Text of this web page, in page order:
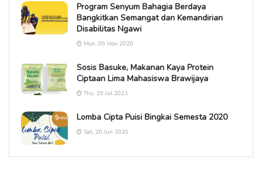
Program Senyum Bahagia Berdaya
Bangkitkan Semangat dan Kemandirian
Disabilitas Ngawi
Mon, 09 Nov 2020
Sosis Basuke, Makanan Kaya Protein
Ciptaan Lima Mahasiswa Brawijaya
Thu, 29 Jul 2021
Lomba Cipta Puisi Bingkai Semesta 2020
Sat, 20 Jun 2020